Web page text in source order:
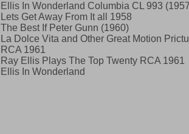
Ellis In Wonderland Columbia CL 993
Lets Get Away From It all 1958
The Best If Peter Gunn (1960)
La Dolce Vita and Other Great Motion
RCA 1961
Ray Ellis Plays The Top Twenty RCA 1961
Ellis In Wonderland